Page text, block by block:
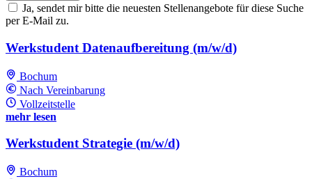
Ja, sendet mir bitte die neuesten Stellenangebote für diese Suche
per E-Mail zu.
Werkstudent Datenaufbereitung (m/w/d)
Bochum
Nach Vereinbarung
Vollzeitstelle
mehr lesen
Werkstudent Strategie (m/w/d)
Bochum